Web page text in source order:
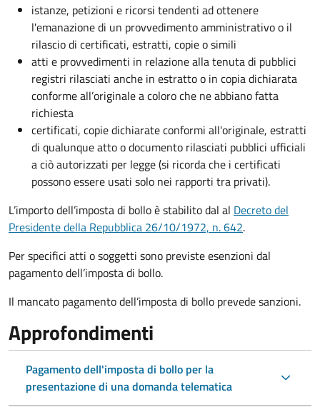
istanze, petizioni e ricorsi tendenti ad ottenere
l'emanazione di un provvedimento amministrativo o il
rilascio di certificati, estratti, copie o simili
atti e provvedimenti in relazione alla tenuta di pubblici
registri rilasciati anche in estratto o in copia dichiarata
conforme all’originale a coloro che ne abbiano fatta
richiesta
certificati, copie dichiarate conformi all'originale, estratti
di qualunque atto o documento rilasciati pubblici ufficiali
a ciò autorizzati per legge (si ricorda che i certificati
possono essere usati solo nei rapporti tra privati).
L’importo dell’imposta di bollo è stabilito dal al Decreto del
Presidente della Repubblica 26/10/1972, n. 642.
Per specifici atti o soggetti sono previste esenzioni dal
pagamento dell’imposta di bollo.
Il mancato pagamento dell’imposta di bollo prevede sanzioni.
Approfondimenti
Pagamento dell'imposta di bollo per la
presentazione di una domanda telematica